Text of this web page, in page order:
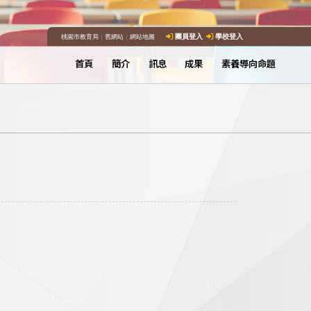
桃園市教育局｜ 舊網站｜ 網站地圖 團員登入 學校登入
首頁 簡介 訊息 成果 素養導向命題